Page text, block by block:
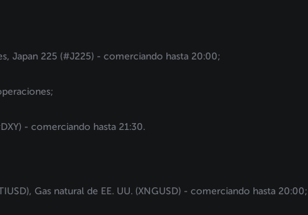
Japan 225 (#J225) - comerciando hasta 20:00;
- comerciando hasta 21:30.
Gas natural de EE. UU. (XNGUSD) - comerciando hasta 20:00;